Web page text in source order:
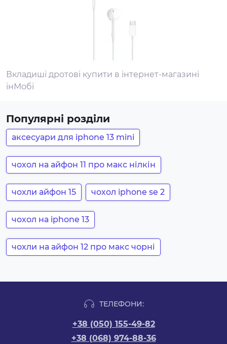
Вкладиші дротові купити в інтернет-магазині
інМобі
Популярні розділи
аксесуари для iphone 13 mini
чохол на айфон 11 про макс нілкін
чохли айфон 15 чохол iphone se 2
чохол на iphone 13
чохли на айфон 12 про макс чорні
ТЕЛЕФОНИ:
+38 (050) 155-49-82
+38 (068) 974-88-36